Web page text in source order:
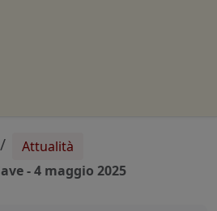
Attualità
- 4 maggio 2025